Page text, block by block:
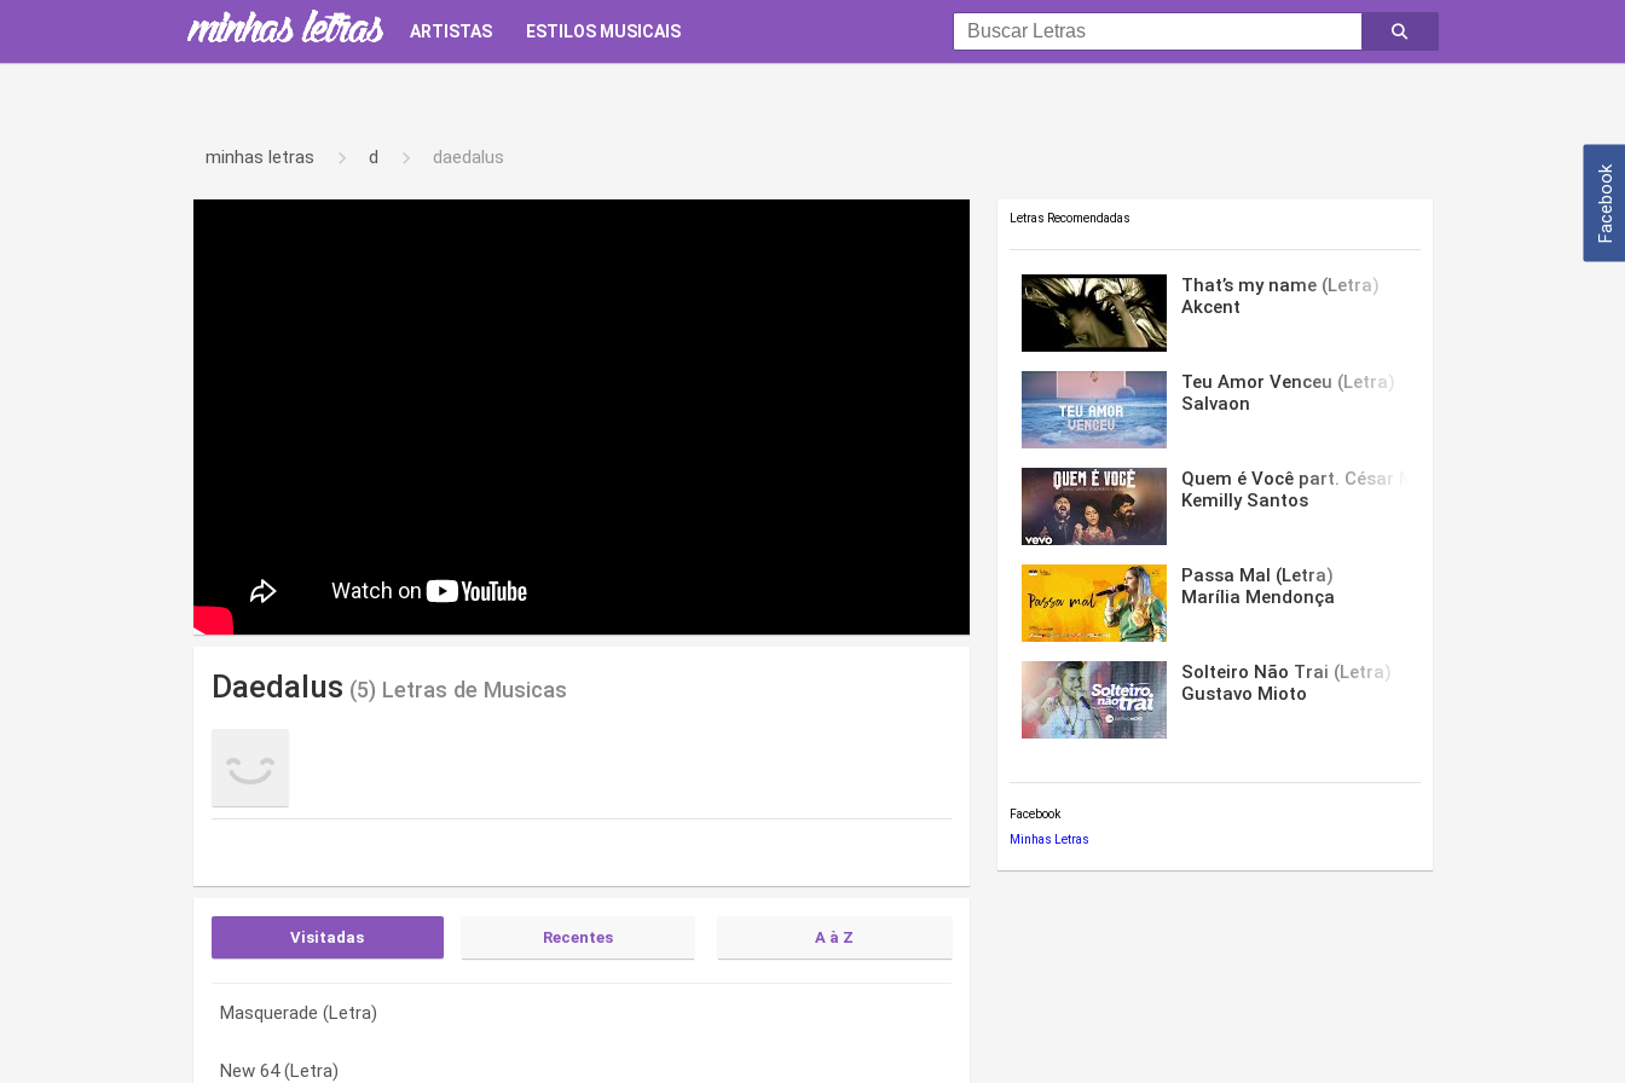
Facebook
ARTISTAS ESTILOS MUSICAIS
minhas letras d daedalus
Daedalus (5) Letras de Musicas
Visitadas Recentes A à Z
Masquerade (Letra)
New 64 (Letra)
Flowers on Icarus’ tomb (Letra)
New 64 (Letra)
Flowers on Icarus’ tomb (Letra)
Leading far from a mistake (Letra)
Letras Recomendadas
That’s my name (Letra)
Akcent
Teu Amor Venceu (Letra)
Salvaon
Quem é Você part. César Menotti & Fabiano (Letra)
Kemilly Santos
Passa Mal (Letra)
Marília Mendonça
Solteiro Não Trai (Letra)
Gustavo Mioto
Facebook
Minhas Letras